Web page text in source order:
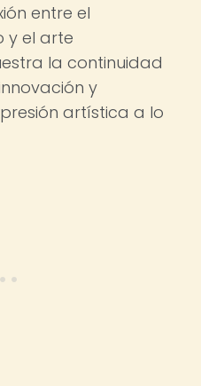
entre el
y el arte
la continuidad
y
artística a lo